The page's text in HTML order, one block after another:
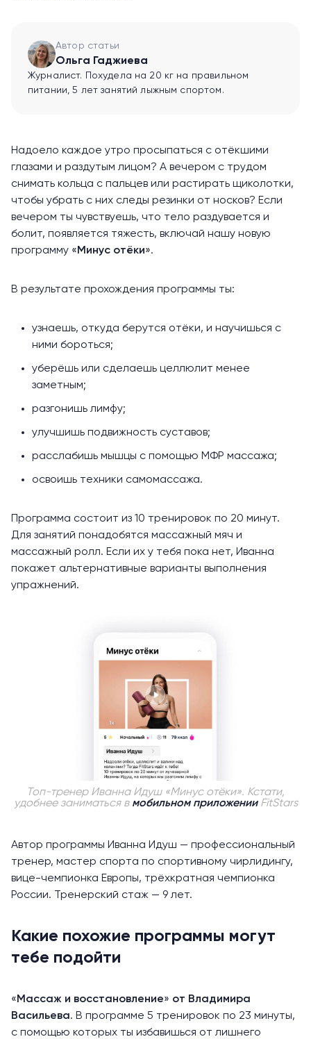
Автор статьи
Ольга Гаджиева
Журналист. Похудела на 20 кг на правильном
питании, 5 лет занятий лыжным спортом.
Надоело каждое утро просыпаться с отёкшими
глазами и раздутым лицом? А вечером с трудом
снимать кольца с пальцев или растирать щиколотки,
чтобы убрать с них следы резинки от носков? Если
вечером ты чувствуешь, что тело раздувается и
болит, появляется тяжесть, включай нашу новую
программу «Минус отёки».
В результате прохождения программы ты:
узнаешь, откуда берутся отёки, и научишься с
ними бороться;
уберёшь или сделаешь целлюлит менее
заметным;
разгонишь лимфу;
улучшишь подвижность суставов;
расслабишь мышцы с помощью МФР массажа;
освоишь техники самомассажа.
Программа состоит из 10 тренировок по 20 минут.
Для занятий понадобятся массажный мяч и
массажный ролл. Если их у тебя пока нет, Иванна
покажет альтернативные варианты выполнения
упражнений.
Топ-тренер Иванна Идуш «Минус отёки». Кстати,
удобнее заниматься в мобильном приложенииFitStars
Автор программы Иванна Идуш — профессиональный
тренер, мастер спорта по спортивному чирлидингу,
вице-чемпионка Европы, трёхкратная чемпионка
России. Тренерский стаж — 9 лет.
Какие похожие программы могут
тебе подойти
«Массаж и восстановление» от Владимира
Васильева. В программе 5 тренировок по 23 минуты,
с помощью которых ты избавишься от лишнего